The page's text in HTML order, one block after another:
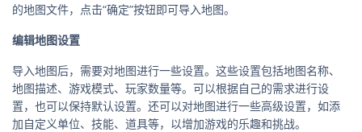
的地图文件，点击“确定”按钮即可导入地图。
编辑地图设置
导入地图后，需要对地图进行一些设置。这些设置包括地图名称、
地图描述、游戏模式、玩家数量等。可以根据自己的需求进行设
置，也可以保持默认设置。还可以对地图进行一些高级设置，如添
加自定义单位、技能、道具等，以增加游戏的乐趣和挑战。